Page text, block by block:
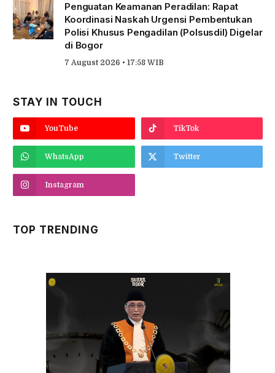
Penguatan Keamanan Peradilan: Rapat
Koordinasi Naskah Urgensi Pembentukan
Polisi Khusus Pengadilan (Polsusdil) Digelar
di Bogor
7 August 2026 • 17:58 WIB
STAY IN TOUCH
YouTube TikTok
WhatsApp Twitter
Instagram
TOP TRENDING